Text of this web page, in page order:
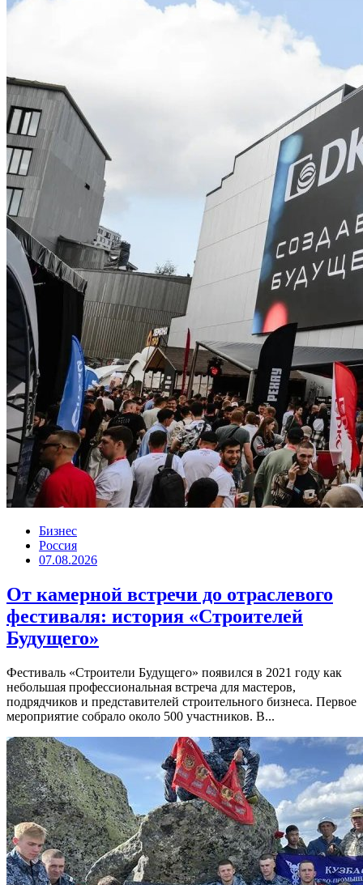
Бизнес
Россия
07.08.2026
От камерной встречи до отраслевого
фестиваля: история «Строителей
Будущего»
Фестиваль «Строители Будущего» появился в 2021 году как
небольшая профессиональная встреча для мастеров,
подрядчиков и представителей строительного бизнеса. Первое
мероприятие собрало около 500 участников. В...